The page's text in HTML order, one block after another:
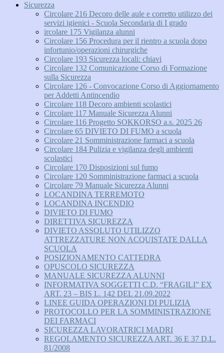
Sicurezza
Circolare 216 Decoro delle aule e corretto utilizzo dei
servizi igienici - Scuola Secondaria di I grado
ircolare 175 Vigilanza alunni
Circolare 156 Procedura per il rientro a scuola dopo
infortunio/operazioni chirurgiche
Circolare 193 Sicurezza locali: chiavi
Circolare 132 Comunicazione Corso di Formazione
sulla Sicurezza
Circolare 126 - Convocazione Corso di Aggiornamento
per Addetti Antincendio
Circolare 118 Decoro ambienti scolastici
Circolare 117 Manuale Sicurezza Alunni
Circolare 116 Progetto SOKKORSO a.s. 2025 26
Circolare 65 DIVIETO DI FUMO a scuola
Circolare 21 Somministrazione farmaci a scuola
Circolare 184 Pulizia e vigilanza degli ambienti
scolastici
Circolare 170 Disposizioni sul fumo
Circolare 120 Somministrazione farmaci a scuola
Circolare 79 Manuale Sicurezza Alunni
LOCANDINA TERREMOTO
LOCANDINA INCENDIO
DIVIETO DI FUMO
DIRETTIVA SICUREZZA
DIVIETO ASSOLUTO UTILIZZO
ATTREZZATURE NON ACQUISTATE DALLA
SCUOLA
POSIZIONAMENTO CATTEDRA
OPUSCOLO SICUREZZA
MANUALE SICUREZZA ALUNNI
INFORMATIVA SOGGETTI C.D. “FRAGILI” EX
ART. 23 – BIS L. 142 DEL 21.09.2022
LINEE GUIDA OPERAZIONI DI PULIZIA
PROTOCOLLO PER LA SOMMINISTRAZIONE
DEI FARMACI
SICUREZZA LAVORATRICI MADRI
REGOLAMENTO SICUREZZA ART. 36 E 37 D.L.
81/2008